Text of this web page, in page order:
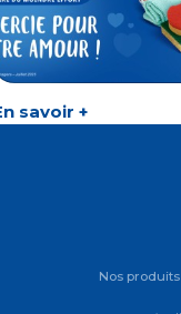
savoir +
Nos produits